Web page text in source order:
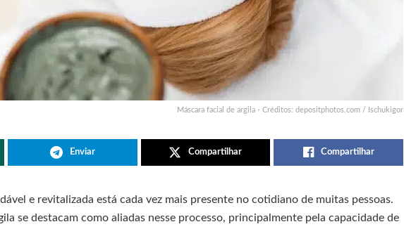
Máscara facial de argila - Créditos: depositphotos.com / Ischukigor
Enviar Compartilhar Compartilhar
e revitalizada está cada vez mais presente no cotidiano de muitas pessoas.
se destacam como aliadas nesse processo, principalmente pela capacidade de